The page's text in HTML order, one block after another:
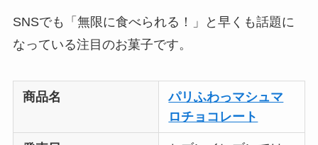
SNSでも「無限に食べられる！」と早くも話題に
なっている注目のお菓子です。
商品名
パリふわっマシュマ
ロチョコレート